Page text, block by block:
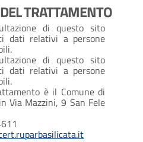
TRATTAMENTO
di questo sito
dati relativi a persone
di questo sito
dati relativi a persone
è il Comune di
Via Mazzini, 9 San Fele